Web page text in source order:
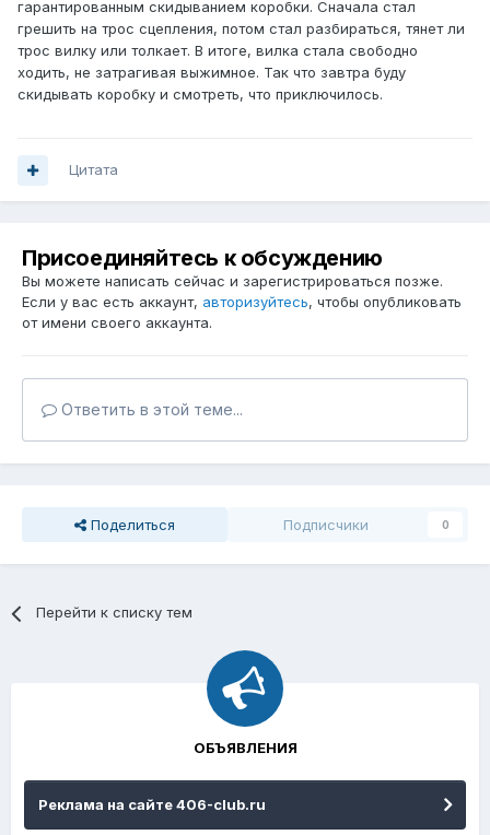
гарантированным скидыванием коробки. Сначала стал
грешить на трос сцепления, потом стал разбираться, тянет ли
трос вилку или толкает. В итоге, вилка стала свободно
ходить, не затрагивая выжимное. Так что завтра буду
скидывать коробку и смотреть, что приключилось.
Цитата
Присоединяйтесь к обсуждению
Вы можете написать сейчас и зарегистрироваться позже.
Если у вас есть аккаунт, авторизуйтесь, чтобы опубликовать
от имени своего аккаунта.
Ответить в этой теме...
Поделиться Подписчики 0
Перейти к списку тем
ОБЪЯВЛЕНИЯ
Реклама на сайте 406-club.ru